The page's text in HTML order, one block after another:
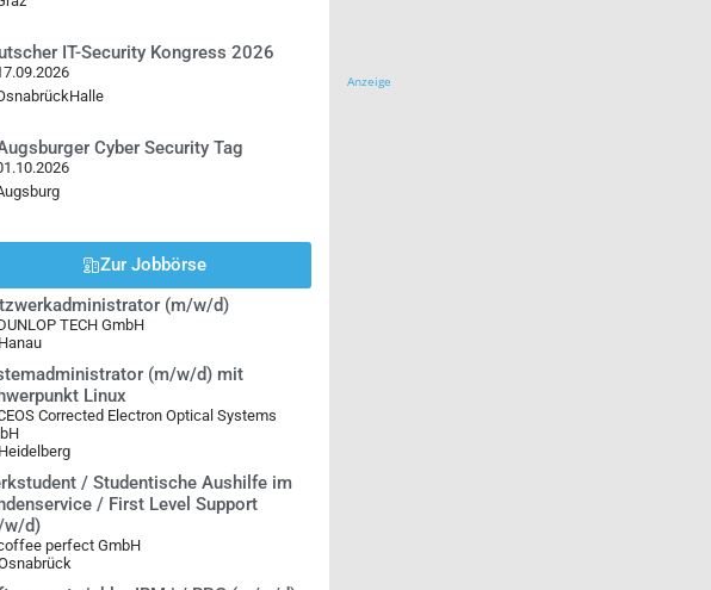
IT-Security Kongress 2026
Cyber Security Tag
Zur Jobbörse
(m/w/d)
TECH GmbH
Hanau
(m/w/d) mit
Linux
Corrected Electron Optical Systems
Heidelberg
/ Studentische Aushilfe im
/ First Level Support
w/d)
perfect GmbH
Anzeige